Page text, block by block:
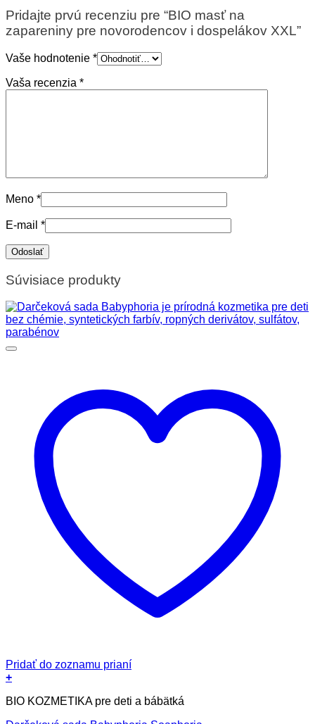
Pridajte prvú recenziu pre “BIO masť na
zapareniny pre novorodencov i dospelákov XXL”
Vaše hodnotenie *
Vaša recenzia *
Meno *
E-mail *
Súvisiace produkty
Pridať do zoznamu prianí
+
BIO KOZMETIKA pre deti a bábätká